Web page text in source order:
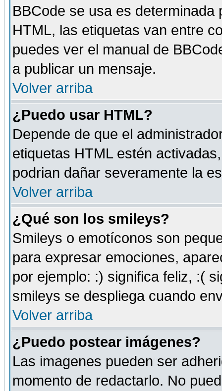
BBCode se usa es
HTML, las etiquetas van entre
puedes ver el manual de
a publicar un mensaje.
Volver arriba
¿Puedo usar HTML?
Depende de que el
etiquetas HTML estén
podrian dañar severamente la
Volver arriba
¿Qué son los smileys?
Smileys o emotíconos son
para expresar emociones,
por ejemplo: :) significa feliz, :(
smileys se despliega cuando
Volver arriba
¿Puedo postear imágenes?
Las imagenes pueden ser
momento de redactarlo. No